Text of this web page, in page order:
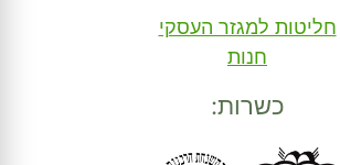
חליטות למגזר העסקי
חנות
כשרות: